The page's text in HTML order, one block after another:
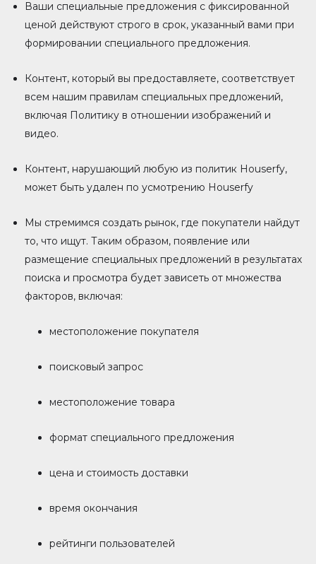
Ваши специальные предложения с фиксированной
ценой действуют строго в срок, указанный вами при
формировании специального предложения.
Контент, который вы предоставляете, соответствует
всем нашим правилам специальных предложений,
включая Политику в отношении изображений и
видео.
Контент, нарушающий любую из политик Houserfy,
может быть удален по усмотрению Houserfy
Мы стремимся создать рынок, где покупатели найдут
то, что ищут. Таким образом, появление или
размещение специальных предложений в результатах
поиска и просмотра будет зависеть от множества
факторов, включая:
местоположение покупателя
поисковый запрос
местоположение товара
формат специального предложения
цена и стоимость доставки
время окончания
рейтинги пользователей